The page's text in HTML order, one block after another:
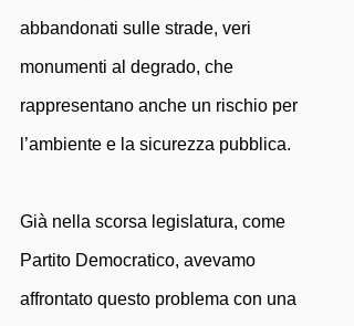
abbandonati sulle strade, veri
monumenti al degrado, che
rappresentano anche un rischio per
l’ambiente e la sicurezza pubblica.
Già nella scorsa legislatura, come
Partito Democratico, avevamo
affrontato questo problema con una